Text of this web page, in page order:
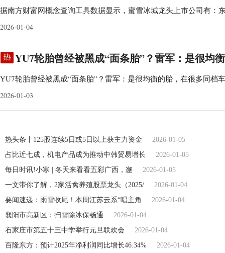
据南方财富网概念查询工具数据显示，蜜雪冰城龙头上市公司有：
2026-01-04
YU7轮胎曾经被黑成“面条胎”？雷军：是很均
YU7轮胎曾经被黑成“面条胎”？雷军：是很均衡的胎，在很多同档
2026-01-03
热头条丨125股连续5日或5日以上获主力资金
2026-01-05
占比近七成，机电产品成为推动中韩贸易增长
2026-01-05
每日时讯!小寒 | 冬天来看看五彩广西，邂
2026-01-05
一文带你了解，2家活禽养殖股票龙头（2025/
2026-01-04
要闻速递：雨雪收尾！本周江苏云系“唱主角
2026-01-04
襄阳市高新区：扫雪除冰保畅通
2026-01-04
石家庄市第五十三中学举行元旦联欢会
2026-01-04
百隆东方：预计2025年净利润同比增长46.34%
2026-01-04